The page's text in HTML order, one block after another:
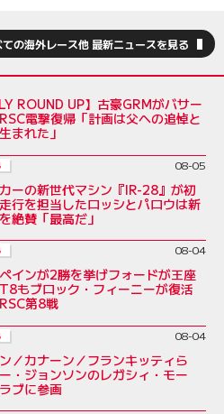
の海外レース他 最新ニュースを見る
ROUND UP】古豪GRMがバサー
電撃復帰「計画は父への追悼と
まれた」
08-05
ーの新世代マシン『IR-28』が初
行を担当したロッシとパロウは新
絶賛「最高だ」
08-04
インが2勝を挙げフォードが王座
もブロック・フィーニーが復活
第8戦
08-04
／カナーン／フランキッティら
・ジョンソンのレガシィ・モー
ブに参画